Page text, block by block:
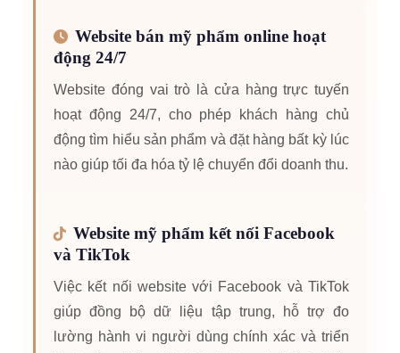
Website bán mỹ phẩm online hoạt
động 24/7
Website đóng vai trò là cửa hàng trực tuyến
hoạt động 24/7, cho phép khách hàng chủ
động tìm hiểu sản phẩm và đặt hàng bất kỳ lúc
nào giúp tối đa hóa tỷ lệ chuyển đổi doanh thu.
Website mỹ phẩm kết nối Facebook
và TikTok
Việc kết nối website với Facebook và TikTok
giúp đồng bộ dữ liệu tập trung, hỗ trợ đo
lường hành vi người dùng chính xác và triển